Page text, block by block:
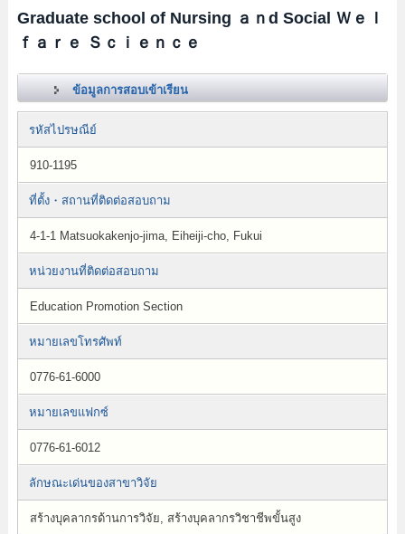
Graduate school of Nursing ａｎd Social Ｗｅｌ
ｆａｒｅ Ｓｃｉｅｎｃｅ
ข้อมูลการสอบเข้าเรียน
รหัสไปรษณีย์
910-1195
ที่ตั้ง・สถานที่ติดต่อสอบถาม
4-1-1 Matsuokakenjo-jima, Eiheiji-cho, Fukui
หน่วยงานที่ติดต่อสอบถาม
Education Promotion Section
หมายเลขโทรศัพท์
0776-61-6000
หมายเลขแฟกซ์
0776-61-6012
ลักษณะเด่นของสาขาวิจัย
สร้างบุคลากรด้านการวิจัย, สร้างบุคลากรวิชาชีพขั้นสูง